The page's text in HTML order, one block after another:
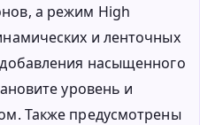
а режим High
и ленточных
насыщенного
уровень и
Также предусмотрены